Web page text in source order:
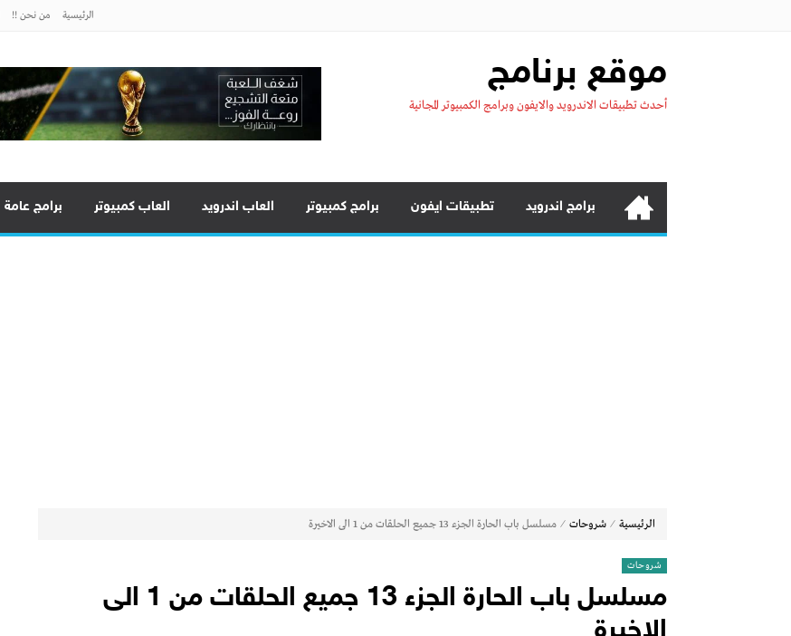
الرئيسية من نحن !!
موقع برنامج
أحدث تطبيقات الاندرويد والايفون وبرامج الكمبيوتر المجانية
برامج اندرويد تطبيقات ايفون برامج كمبيوتر العاب اندرويد العاب كمبيوتر برامج عامة
الرئيسية ⁄ شروحات ⁄ مسلسل باب الحارة الجزء 13 جميع الحلقات من 1 الى الاخيرة
شروحات
مسلسل باب الحارة الجزء 13 جميع الحلقات من 1 الى